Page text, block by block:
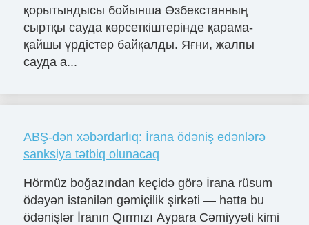
қорытындысы бойынша Өзбекстанның
сыртқы сауда көрсеткіштерінде қарама-
қайшы үрдістер байқалды. Яғни, жалпы
сауда а...
ABŞ-dən xəbərdarlıq: İrana ödəniş edənlərə
sanksiya tətbiq olunacaq
Hörmüz boğazından keçidə görə İrana rüsum
ödəyən istənilən gəmiçilik şirkəti — hətta bu
ödənişlər İranın Qırmızı Aypara Cəmiyyəti kimi